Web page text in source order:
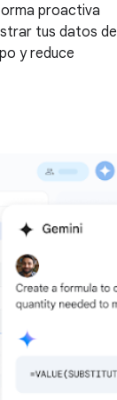
proactiva
tus datos de
y reduce